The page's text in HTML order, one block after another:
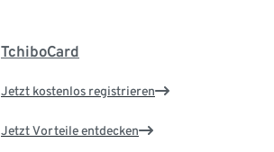
TchiboCard
Jetzt kostenlos registrieren
Jetzt Vorteile entdecken